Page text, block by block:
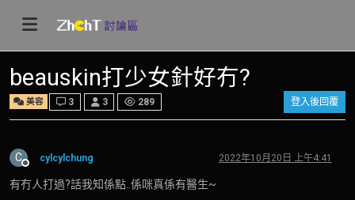
beauskin打少女針好冇?
美容 3 3 289 登入後回覆
C
離線
cylcylchung 2022年10月20日 上午4:41
有冇人打過?話我知係點..係咪真係有醫生~